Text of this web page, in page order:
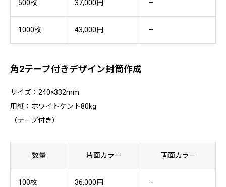
500枚 37,000円 –
1000枚 43,000円 –
角2テープ付きデザイン封筒作成
サイズ：240×332mm
用紙：ホワイトケント80kg
（テープ付き）
数量 片面カラー 両面カラー
100枚 36,000円 –